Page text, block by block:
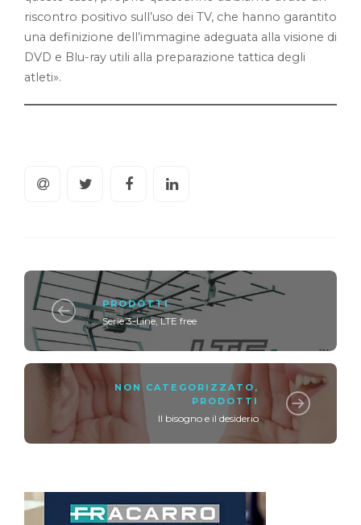
riscontro positivo sull’uso dei TV, che hanno garantito
una definizione dell’immagine adeguata alla visione di
DVD e Blu-ray utili alla preparazione tattica degli
atleti».
PRODOTTI
Serie 3-Line, LTE free
NON CATEGORIZZATO ,
PRODOTTI
Il bisogno e il desiderio